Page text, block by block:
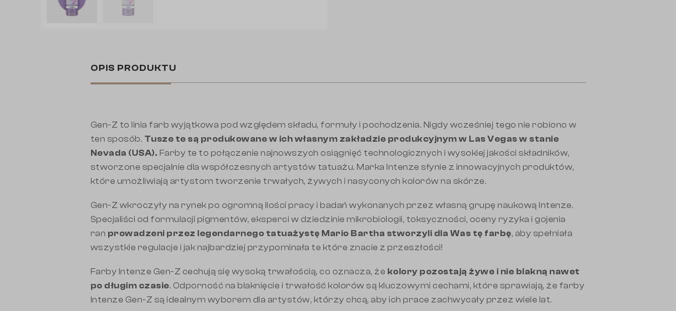
OPIS PRODUKTU
Gen-Z to linia farb wyjątkowa pod względem składu, formuły i pochodzenia. Nigdy wcześniej tego nie robiono w
ten sposób. Tusze te są produkowane w ich własnym zakładzie produkcyjnym w Las Vegas w stanie
Nevada (USA). Farby te to połączenie najnowszych osiągnięć technologicznych i wysokiej jakości składników,
stworzone specjalnie dla współczesnych artystów tatuażu. Marka Intenze słynie z innowacyjnych produktów,
które umożliwiają artystom tworzenie trwałych, żywych i nasyconych kolorów na skórze.
Gen-Z wkroczyły na rynek po ogromną ilości pracy i badań wykonanych przez własną grupę naukową Intenze.
Specjaliści od formulacji pigmentów, eksperci w dziedzinie mikrobiologii, toksyczności, oceny ryzyka i gojenia
ran prowadzeni przez legendarnego tatuażystę Mario Bartha stworzyli dla Was tę farbę, aby spełniała
wszystkie regulacje i jak najbardziej przypominała te które znacie z przeszłości!
Farby Intenze Gen-Z cechują się wysoką trwałością, co oznacza, że kolory pozostają żywe i nie blakną nawet
po długim czasie. Odporność na blaknięcie i trwałość kolorów są kluczowymi cechami, które sprawiają, że farby
Intenze Gen-Z są idealnym wyborem dla artystów, którzy chcą, aby ich prace zachwycały przez wiele lat.